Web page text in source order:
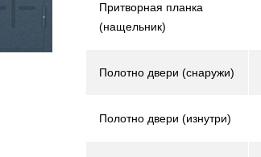
Притворная планка
(нащельник)
Полотно двери (снаружи)
Полотно двери (изнутри)